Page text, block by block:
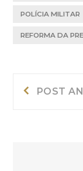
POLÍCIA MILITAR
REFORMA DA
POST